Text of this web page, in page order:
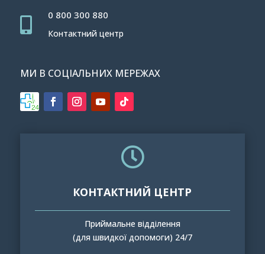

0 800 300 880
Контактний центр
МИ В СОЦІАЛЬНИХ МЕРЕЖАХ

КОНТАКТНИЙ ЦЕНТР
Приймальне відділення
(для швидкої допомоги) 24/7